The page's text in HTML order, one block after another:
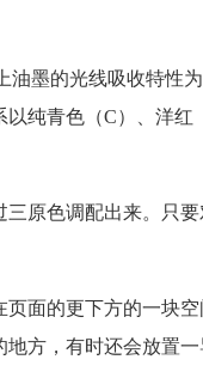
油墨的光线吸收特性
纯青色（C）、洋
三原色调配出来。只
页面的更下方的一块
方，有时还会放置一